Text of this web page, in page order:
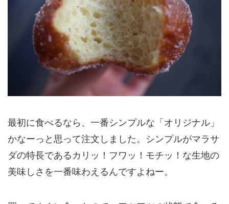
最初に食べるなら、一番シンプルな「オリジナル」
かなーっと思って注文しました。シンプルがマラサ
ダの特長であるカリッ！フワッ！モチッ！ な生地の
美味しさを一番味わえるんですよねー。